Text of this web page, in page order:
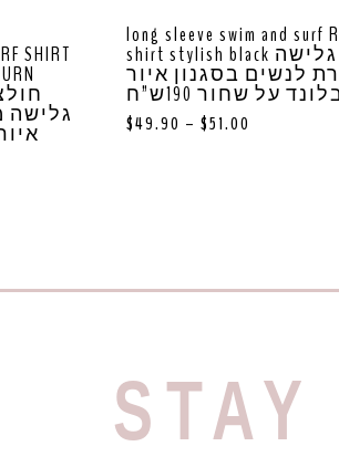
SHIRT
גלישה
long sleeve swim and surf
shirt stylish black חולצת גלישה
לנשים בסגנון איור
על שחור 190ש”ח
$49.90 – $51.00